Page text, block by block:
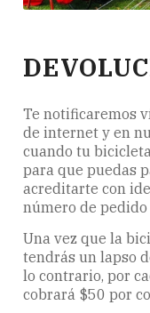
Te notificaremos
de internet y en
cuando tu
para que puedas
acreditarte con
número de
Una vez que la
tendrás un lapso
lo contrario, por
cobrará $50 por